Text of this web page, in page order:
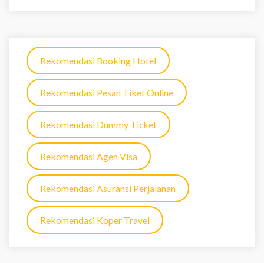
Rekomendasi Booking Hotel
Rekomendasi Pesan Tiket Online
Rekomendasi Dummy Ticket
Rekomendasi Agen Visa
Rekomendasi Asuransi Perjalanan
Rekomendasi Koper Travel